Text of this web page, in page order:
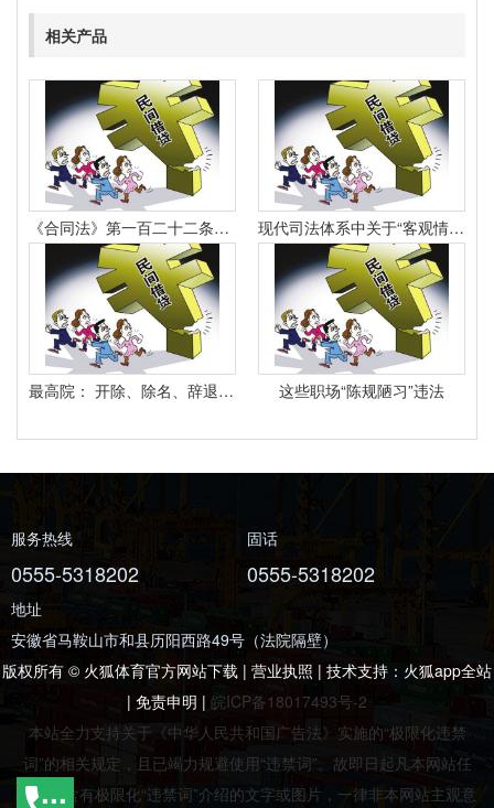
相关产品
《合同法》第一百二十二条规定：“因当事人一方的违约行为侵害对方人身、财产权益的受损害方有权选择依照本法要求其承担违约责任或者依照其他法律要求其承担侵权责任。 现代司法体系中关于“客观情况出现重大变化”的法律规定有哪些
最高院： 开除、除名、辞退与解除劳动合同之间有什么区别？ 这些职场“陈规陋习”违法
服务热线
0555-5318202
固话
0555-5318202
地址
安徽省马鞍山市和县历阳西路49号（法院隔壁）
版权所有 © 火狐体育官方网站下载 | 营业执照 | 技术支持： 火狐app全站
| 免责申明 | 皖ICP备18017493号-2
本站全力支持关于《中华人民共和国广告法》实施的“极限化违禁
词”的相关规定，且已竭力规避使用“违禁词”。故即日起凡本网站任
意页面含有极限化“违禁词”介绍的文字或图片，一律非本网站主观意